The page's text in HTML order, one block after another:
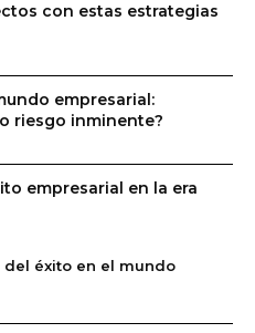
con estas estrategias
empresarial:
riesgo inminente?
empresarial en la era
del éxito en el mundo